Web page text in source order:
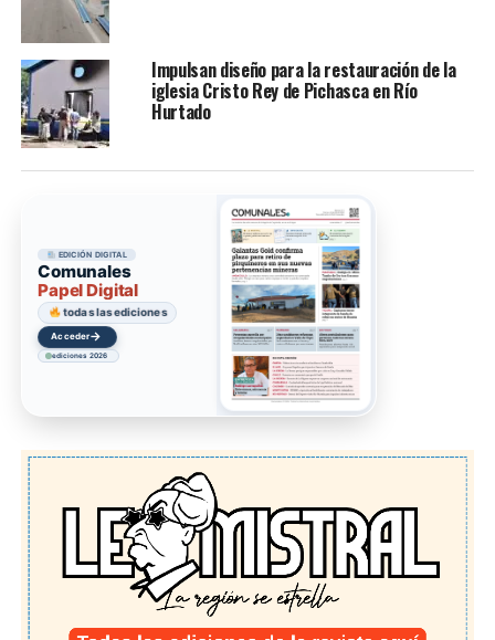
Impulsan diseño para la restauración de la
iglesia Cristo Rey de Pichasca en Río
Hurtado
EDICIÓN DIGITAL
Comunales
Papel Digital
todas las ediciones
Acceder→
ediciones 2026